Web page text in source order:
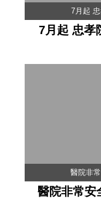
7月起
7月起 忠孝
醫院非
醫院非常安